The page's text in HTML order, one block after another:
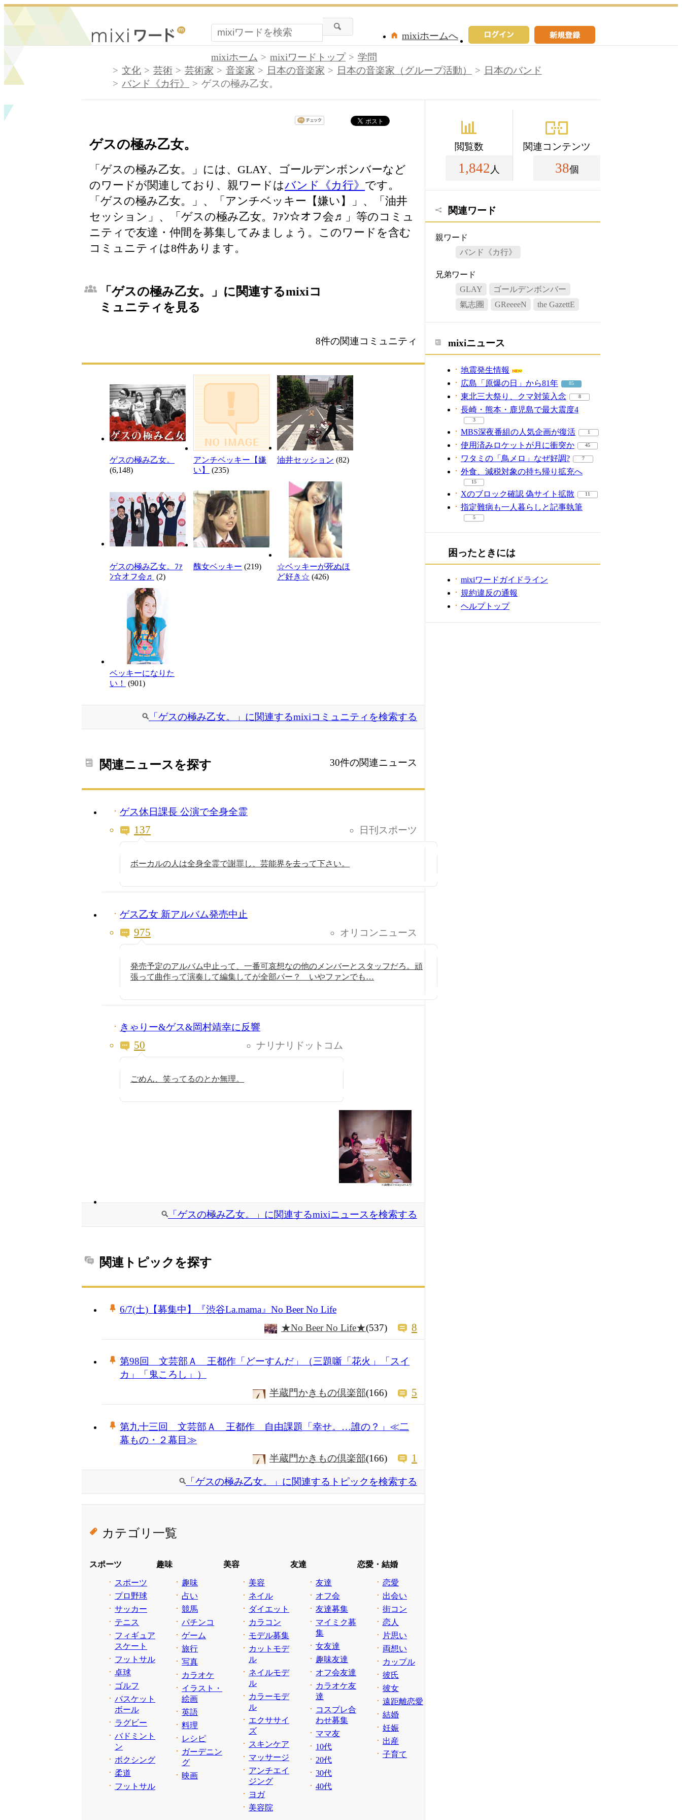
mixiホームへ
mixiホーム
mixiワードトップ
学問
文化
芸術 芸術家 音楽家 日本の音楽家 日本の音楽家（グループ活動）
日本のバンド
バンド《カ行》
ゲスの極み乙女。
ゲスの極み乙女。
「ゲスの極み乙女。」には、GLAY、ゴールデンボンバーなど
のワードが関連しており、親ワードはバンド《カ行》 です。
「ゲスの極み乙女。」、「アンチベッキー【嫌い】」、「油井
セッション」、「ゲスの極み乙女。ﾌｧﾝ☆オフ会♬」等のコミュ
ニティで友達・仲間を募集してみましょう。このワードを含む
コミュニティは8件あります。
「ゲスの極み乙女。」に関連するmixiコ
ミュニティを見る
8件の関連コミュニティ
ゲスの極み乙女。
(6,148)
アンチベッキー【嫌
い】
(235)
油井セッション (82)
ゲスの極み乙女。ﾌｧ
ﾝ☆オフ会♬ (2)
醜女ベッキー (219)
☆ベッキーが死ぬほ
ど好き☆ (426)
ベッキーになりた
い！
(901)
「ゲスの極み乙女。」に関連するmixiコミュニティを検索する
関連ニュースを探す 30件の関連ニュース
ゲス休日課長 公演で全身全霊
日刊スポーツ
137
ボーカルの人は全身全霊で謝罪し、芸能界を去って下さい。
ゲス乙女 新アルバム発売中止
オリコンニュース
975
発売予定のアルバム中止って、一番可哀想なの他のメンバーとスタッフだろ。頑
張って曲作って演奏して編集してが全部パー？ いやファンでも…
きゃりー&ゲス&岡村靖幸に反響
ナリナリドットコム
50
ごめん、笑ってるのとか無理。
「ゲスの極み乙女。」に関連するmixiニュースを検索する
関連トピックを探す
6/7(土)【募集中】『渋谷La.mama』No Beer No Life
★No Beer No Life★(537) 8
第98回 文芸部Ａ 王都作「どーすんだ」（三題噺「花火」「スイ
カ」「鬼ころし」）
半蔵門かきもの倶楽部(166) 5
第九十三回 文芸部Ａ 王都作 自由課題「幸せ。…誰の？」≪二
幕もの・２幕目≫
半蔵門かきもの倶楽部(166) 1
「ゲスの極み乙女。」に関連するトピックを検索する
カテゴリ一覧
スポーツ
スポーツ
プロ野球
サッカー
テニス
フィギュア
スケート
フットサル
卓球
ゴルフ
バスケット
ボール
ラグビー
バドミント
ン
ボクシング
柔道
フットサル
趣味
趣味
占い
競馬
パチンコ
ゲーム
旅行
写真
カラオケ
イラスト・
絵画
英語
料理
レシピ
ガーデニン
グ
映画
美容
美容
ネイル
ダイエット
カラコン
モデル募集
カットモデ
ル
ネイルモデ
ル
カラーモデ
ル
エクササイ
ズ
スキンケア
マッサージ
アンチエイ
ジング
ヨガ
美容院
友達
友達
オフ会
友達募集
マイミク募
集
女友達
趣味友達
オフ会友達
カラオケ友
達
コスプレ合
わせ募集
ママ友
10代
20代
30代
40代
恋愛・結婚
恋愛
出会い
街コン
恋人
片思い
両想い
カップル
彼氏
彼女
遠距離恋愛
結婚
妊娠
出産
子育て
閲覧数
1,842 人
関連コンテンツ
38個
関連ワード
親ワード
バンド《カ行》
兄弟ワード
GLAY
ゴールデンボンバー
氣志團
GReeeeN the GazettE
mixiニュース
地震発生情報
広島「原爆の日」から81年
85
東北三大祭り、クマ対策入念 8
長崎・熊本・鹿児島で最大震度4
3
MBS深夜番組の人気企画が復活 1
使用済みロケットが月に衝突か 45
ワタミの「鳥メロ」なぜ好調? 7
外食、減税対象の持ち帰り拡充へ
15
Xのブロック確認 偽サイト拡散 11
指定難病も一人暮らしと記事執筆
5
困ったときには
mixiワードガイドライン
規約違反の通報
ヘルプトップ